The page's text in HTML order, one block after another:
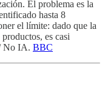
El problema es la
hasta 8
el límite: dado que la
es casi
No IA. BBC